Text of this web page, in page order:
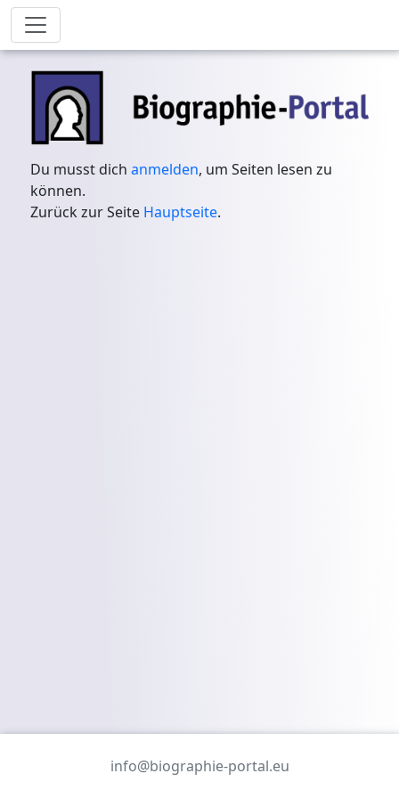
Du musst dichanmelden, um Seiten lesen zu
können.
Zurück zur Seite Hauptseite.
info@biographie-portal.eu